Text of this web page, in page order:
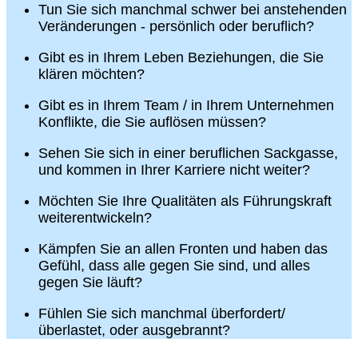
Tun Sie sich manchmal schwer bei anstehenden
Veränderungen - persönlich oder beruflich?
Gibt es in Ihrem Leben Beziehungen, die Sie
klären möchten?
Gibt es in Ihrem Team / in Ihrem Unternehmen
Konflikte, die Sie auflösen müssen?
Sehen Sie sich in einer beruflichen Sackgasse,
und kommen in Ihrer Karriere nicht weiter?
Möchten Sie Ihre Qualitäten als Führungskraft
weiterentwickeln?
Kämpfen Sie an allen Fronten und haben das
Gefühl, dass alle gegen Sie sind, und alles
gegen Sie läuft?
Fühlen Sie sich manchmal überfordert/
überlastet, oder ausgebrannt?